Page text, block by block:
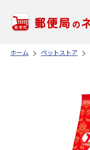
ホーム ペットストア